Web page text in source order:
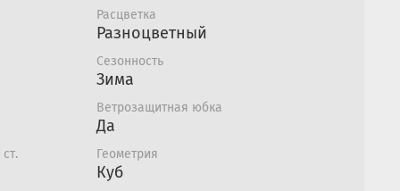
на льду, ярким куполом и
съемными карманами, клапанами
открывающейся как полностью, так и
для мелочей. Например, клапаны для
Расцветка
Разноцветный
Сезонность
Зима
Ветрозащитная юбка
Да
Геометрия
Куб